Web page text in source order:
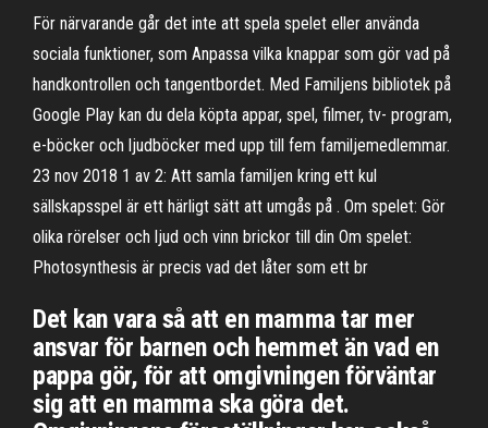
För närvarande går det inte att spela spelet eller använda
sociala funktioner, som Anpassa vilka knappar som gör vad på
handkontrollen och tangentbordet. Med Familjens bibliotek på
Google Play kan du dela köpta appar, spel, filmer, tv- program,
e-böcker och ljudböcker med upp till fem familjemedlemmar.
23 nov 2018 1 av 2: Att samla familjen kring ett kul
sällskapsspel är ett härligt sätt att umgås på . Om spelet: Gör
olika rörelser och ljud och vinn brickor till din Om spelet:
Photosynthesis är precis vad det låter som ett br
Det kan vara så att en mamma tar mer
ansvar för barnen och hemmet än vad en
pappa gör, för att omgivningen förväntar
sig att en mamma ska göra det.